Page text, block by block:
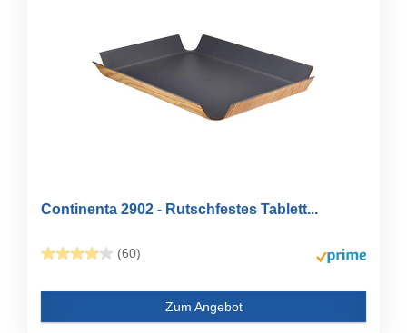
Continenta 2902 - Rutschfestes Tablett...
(60)
Zum Angebot